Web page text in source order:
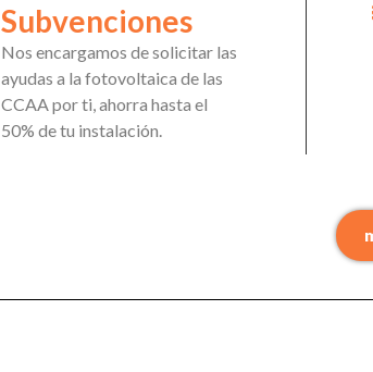
Subvenciones
Nos encargamos de solicitar las
ayudas a la fotovoltaica de las
CCAA por ti, ahorra hasta el
50% de tu instalación.